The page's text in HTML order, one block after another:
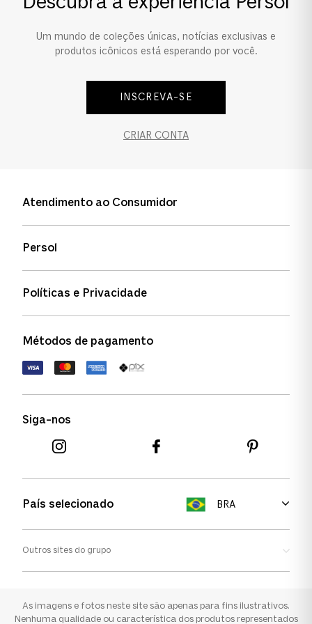
Ponte Alta
Um mundo de coleções únicas, notícias exclusivas e
produtos icônicos está esperando por você.
INSCREVA-SE
CRIAR CONTA
Atendimento ao Consumidor
Status de pedidos
Política de garantia
FAQs
Persol
Políticas e Privacidade
Política de devolução
Termos de uso
Métodos de pagamento
Siga-nos
País selecionado BRA
Outros sites do grupo
Ray-ban
As imagens e fotos neste site são apenas para fins ilustrativos.
Nenhuma qualidade ou característica dos produtos representados